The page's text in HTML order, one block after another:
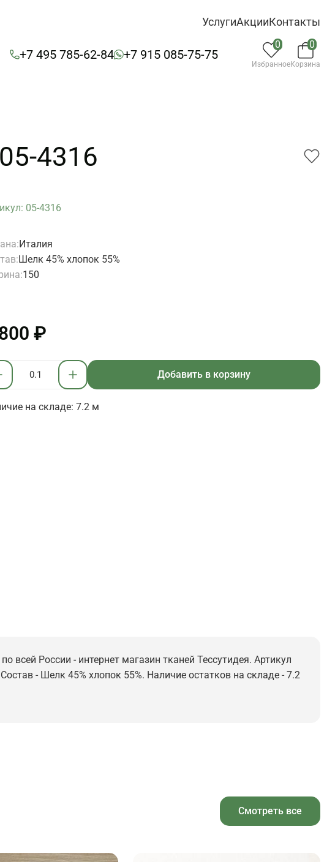
УслугиАкцииКонтакты
+7 495 785-62-84 +7 915 085-75-75
0
Избранное
0
Корзина
4316
05-4316
Италия
Шелк 45% хлопок 55%
150
₽
Добавить в корзину
на складе: 7.2 м
России - интернет магазин тканей Тессутидея. Артикул
- Шелк 45% хлопок 55%. Наличие остатков на складе - 7.2
Смотреть все